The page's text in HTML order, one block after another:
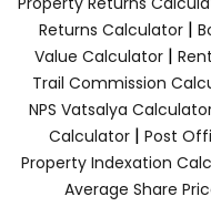
Returns Calculator |
Value Calculator |
Trail Commission
NPS Vatsalya
Calculator| Post
Property Indexation
Average Share